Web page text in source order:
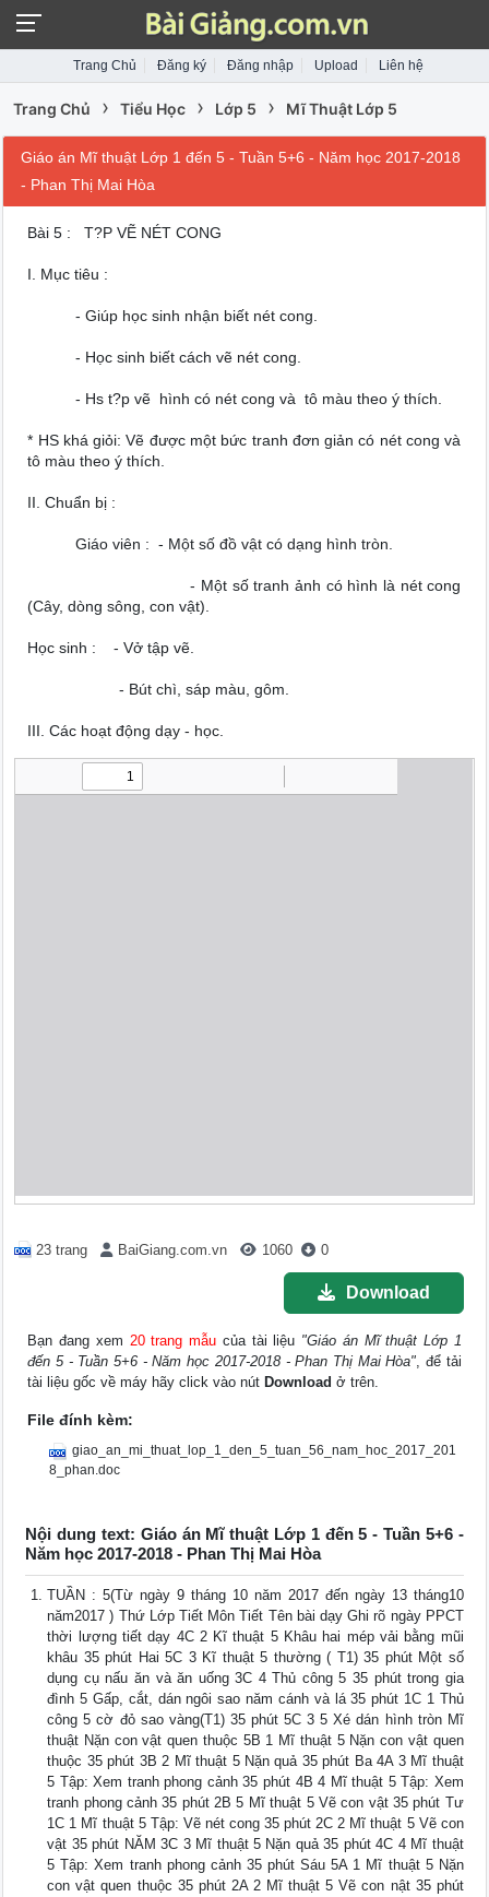
Trang Chủ Đăng ký Đăng nhập Upload Liên hệ
Trang Chủ › Tiểu Học › Lớp 5 › Mĩ Thuật Lớp 5
Giáo án Mĩ thuật Lớp 1 đến 5 - Tuần 5+6 - Năm học 2017-2018
- Phan Thị Mai Hòa
Bài 5 : T?P VẼ NÉT CONG
I. Mục tiêu :
- Giúp học sinh nhận biết nét cong.
- Học sinh biết cách vẽ nét cong.
- Hs t?p vẽ hình có nét cong và tô màu theo ý thích.
* HS khá giỏi: Vẽ được một bức tranh đơn giản có nét cong và
tô màu theo ý thích.
II. Chuẩn bị :
Giáo viên : - Một số đồ vật có dạng hình tròn.
- Một số tranh ảnh có hình là nét cong
(Cây, dòng sông, con vật).
Học sinh : - Vở tập vẽ.
- Bút chì, sáp màu, gôm.
III. Các hoạt động dạy - học.
23 trang BaiGiang.com.vn 1060 0
Download
Bạn đang xem 20 trang mẫu của tài liệu "Giáo án Mĩ thuật Lớp 1
đến 5 - Tuần 5+6 - Năm học 2017-2018 - Phan Thị Mai Hòa", để tải
tài liệu gốc về máy hãy click vào nút Download ở trên.
File đính kèm:
giao_an_mi_thuat_lop_1_den_5_tuan_56_nam_hoc_2017_201
8_phan.doc
Nội dung text: Giáo án Mĩ thuật Lớp 1 đến 5 - Tuần 5+6 -
Năm học 2017-2018 - Phan Thị Mai Hòa
TUẦN : 5(Từ ngày 9 tháng 10 năm 2017 đến ngày 13 tháng10
năm2017 ) Thứ Lớp Tiết Môn Tiết Tên bài dạy Ghi rõ ngày PPCT
thời lượng tiết dạy 4C 2 Kĩ thuật 5 Khâu hai mép vải bằng mũi
khâu 35 phút Hai 5C 3 Kĩ thuật 5 thường ( T1) 35 phút Một số
dụng cụ nấu ăn và ăn uống 3C 4 Thủ công 5 35 phút trong gia
đình 5 Gấp, cắt, dán ngôi sao năm cánh và lá 35 phút 1C 1 Thủ
công 5 cờ đỏ sao vàng(T1) 35 phút 5C 3 5 Xé dán hình tròn Mĩ
thuật Nặn con vật quen thuộc 5B 1 Mĩ thuật 5 Nặn con vật quen
thuộc 35 phút 3B 2 Mĩ thuật 5 Nặn quả 35 phút Ba 4A 3 Mĩ thuật
5 Tập: Xem tranh phong cảnh 35 phút 4B 4 Mĩ thuật 5 Tập: Xem
tranh phong cảnh 35 phút 2B 5 Mĩ thuật 5 Vẽ con vật 35 phút Tư
1C 1 Mĩ thuật 5 Tập: Vẽ nét cong 35 phút 2C 2 Mĩ thuật 5 Vẽ con
vật 35 phút NĂM 3C 3 Mĩ thuật 5 Nặn quả 35 phút 4C 4 Mĩ thuật
5 Tập: Xem tranh phong cảnh 35 phút Sáu 5A 1 Mĩ thuật 5 Nặn
con vật quen thuộc 35 phút 2A 2 Mĩ thuật 5 Vẽ con nật 35 phút